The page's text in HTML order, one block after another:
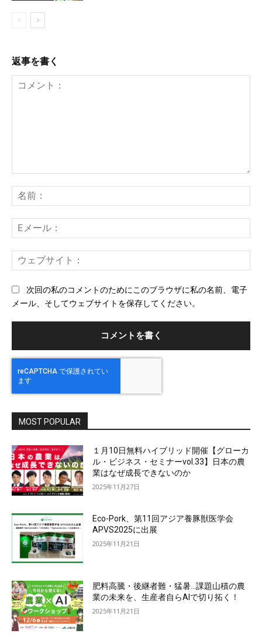
返事を書く
ン
ト：
前
メ
ー
ェ
次回の私のコメントのためにこのブラウザに私の名前、電子
メール、そしてウェブサイトを保存してください。
MOST POPULAR
１月10日無料ハイブリッド開催【グローカ
ル・ビジネス・セミナーvol.33】日本の農
業はなぜ成長できないのか
2025年11月27日
Eco-Pork、第11回アジア養豚獣医学会
APVS2025に出展
2025年11月21日
肥料高騰・後継者難・猛暑…課題山積の農
業の未来を、生産者自らAIで切り拓く！
2025年11月21日